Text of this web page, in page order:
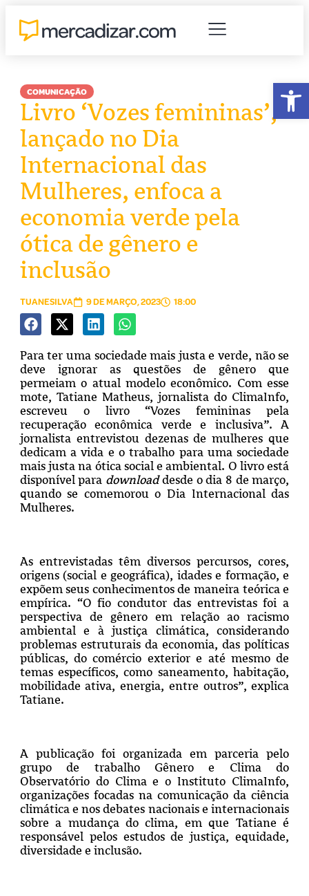
COMUNICAÇÃO
Livro ‘Vozes femininas’,
lançado no Dia
Internacional das
Mulheres, enfoca a
economia verde pela
ótica de gênero e
inclusão
TUANESILVA 9 DE MARÇO, 2023 18:00
Para ter uma sociedade mais justa e verde, não se
deve ignorar as questões de gênero que
permeiam o atual modelo econômico. Com esse
mote, Tatiane Matheus, jornalista do ClimaInfo,
escreveu o livro “Vozes femininas pela
recuperação econômica verde e inclusiva”. A
jornalista entrevistou dezenas de mulheres que
dedicam a vida e o trabalho para uma sociedade
mais justa na ótica social e ambiental. O livro está
disponível para downloaddesde o dia 8 de março,
quando se comemorou o Dia Internacional das
Mulheres.
As entrevistadas têm diversos percursos, cores,
origens (social e geográfica), idades e formação, e
expõem seus conhecimentos de maneira teórica e
empírica. “O fio condutor das entrevistas foi a
perspectiva de gênero em relação ao racismo
ambiental e à justiça climática, considerando
problemas estruturais da economia, das políticas
públicas, do comércio exterior e até mesmo de
temas específicos, como saneamento, habitação,
mobilidade ativa, energia, entre outros”, explica
Tatiane.
A publicação foi organizada em parceria pelo
grupo de trabalho Gênero e Clima do
Observatório do Clima e o Instituto ClimaInfo,
organizações focadas na comunicação da ciência
climática e nos debates nacionais e internacionais
sobre a mudança do clima, em que Tatiane é
responsável pelos estudos de justiça, equidade,
diversidade e inclusão.